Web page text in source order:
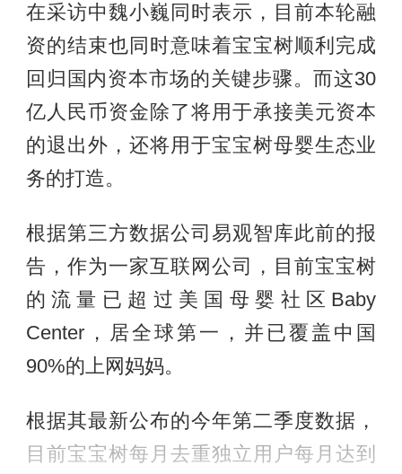
在采访中魏小巍同时表示，目前本轮融
资的结束也同时意味着宝宝树顺利完成
回归国内资本市场的关键步骤。而这30
亿人民币资金除了将用于承接美元资本
的退出外，还将用于宝宝树母婴生态业
务的打造。
根据第三方数据公司易观智库此前的报
告，作为一家互联网公司，目前宝宝树
的流量已超过美国母婴社区Baby
Center，居全球第一，并已覆盖中国
90%的上网妈妈。
根据其最新公布的今年第二季度数据，
目前宝宝树每月去重独立用户每月达到